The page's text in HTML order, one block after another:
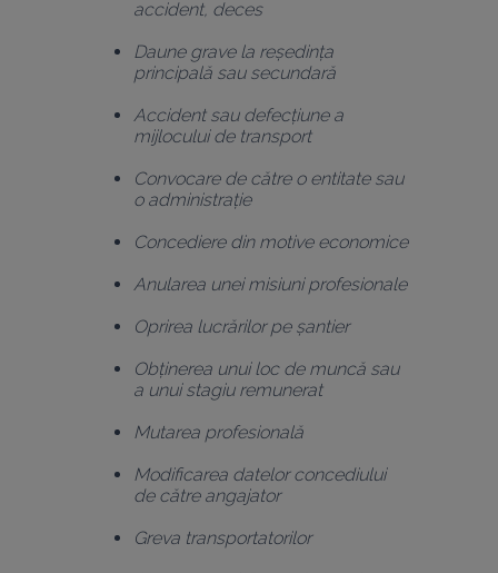
accident, deces
Daune grave la reședința
principală sau secundară
Accident sau defecțiune a
mijlocului de transport
Convocare de către o entitate sau
o administrație
Concediere din motive economice
Anularea unei misiuni profesionale
Oprirea lucrărilor pe șantier
Obținerea unui loc de muncă sau
a unui stagiu remunerat
Mutarea profesională
Modificarea datelor concediului
de către angajator
Greva transportatorilor